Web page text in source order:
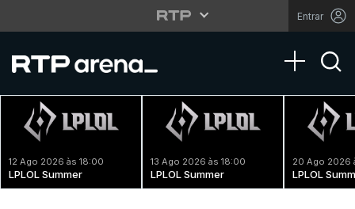
Entrar
Toggle
12 Ago 2026 às 18:00
LPLOL Summer
13 Ago 2026 às 18:00
LPLOL Summer
20 Ago 2026
LPLOL